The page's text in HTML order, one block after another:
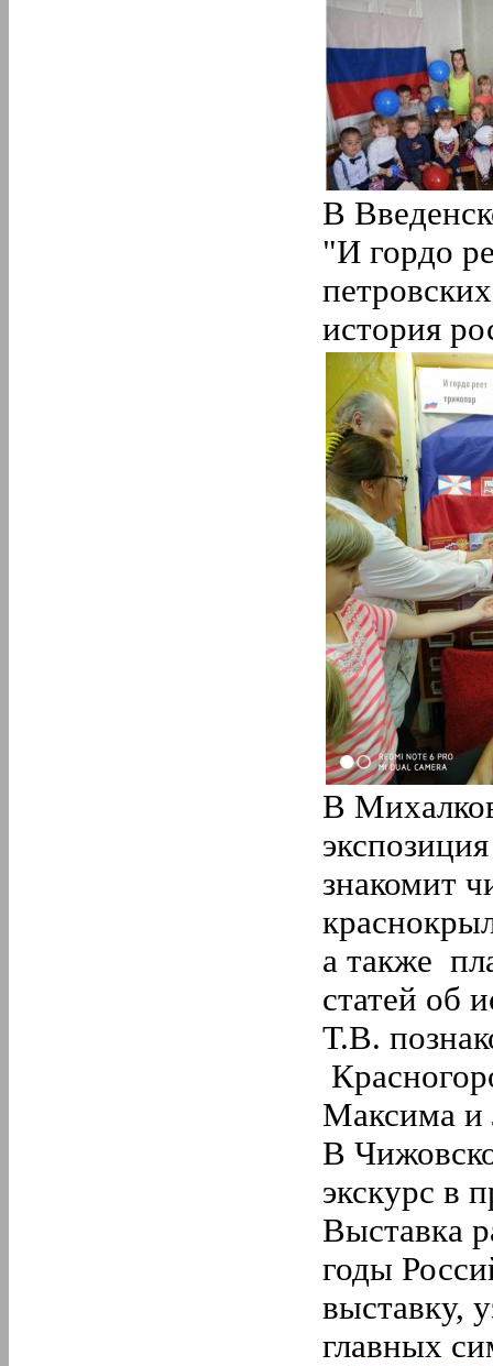
В
"И гордо
история
В
знакомит
а также
статей об
Т.В.
Максима и
В
экскурс в
Выставка
годы
выставку,
главных